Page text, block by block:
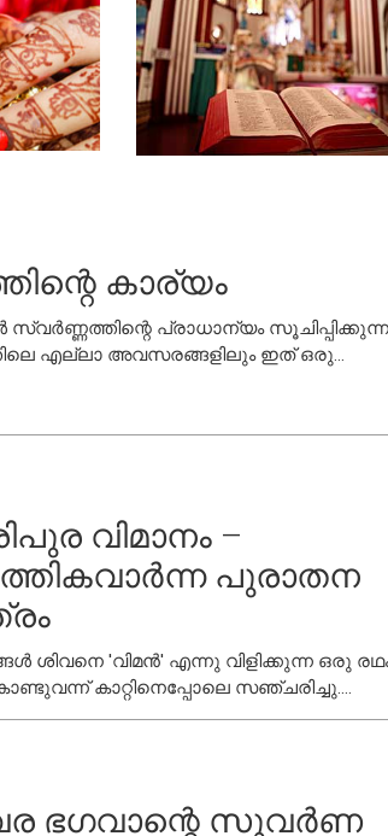
കാര്യം
പ്രാധാന്യം
എല്ലാ അവസരങ്ങളിലും ഇത് ഒരു
വിമാനം –
പുരാതന
ശിവനെ 'വിമൻ' എന്നു വിളിക്കുന്ന ഒരു
കാറ്റിനെപ്പോലെ സഞ്ചരിച്ചു.
വലത്? സാങ്കേതികവിദ്യയുടെ ഭാവി
യന്ത്രങ്ങൾ എങ്ങനെ
ഭഗവാന്റെ സുവർണ